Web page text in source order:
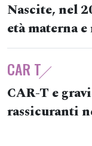
Nascite, nel
età materna
CAR T
CAR-T e
rassicuranti